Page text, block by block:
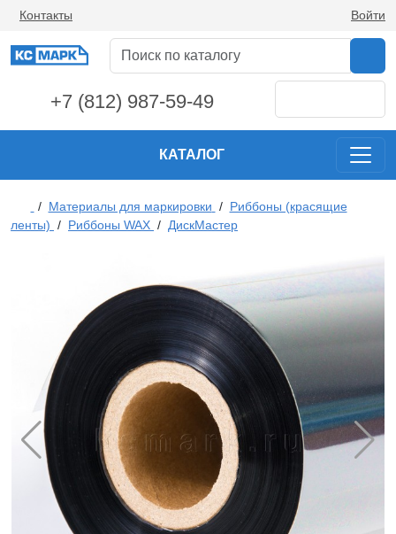
Контакты Войти
+7 (812) 987-59-49
КАТАЛОГ
/ Материалы для маркировки / Риббоны (красящие
ленты) / Риббоны WAX / ДискМастер